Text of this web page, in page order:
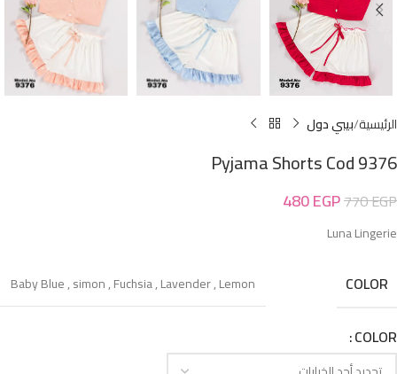
الرئيسية بيبي دول
Pyjama Shorts Cod 9376
770EGP
480EGP
Luna Lingerie
COLOR
Baby Blue,simon,Fuchsia,Lavender,Lemon
COLOR